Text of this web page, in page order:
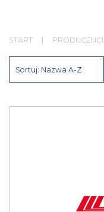
START PRODUCENCI
Sortuj: Nazwa A-Z